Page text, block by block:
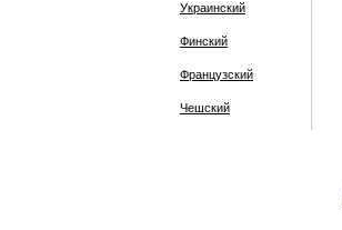
Украинский
Финский
Французский
Чешский